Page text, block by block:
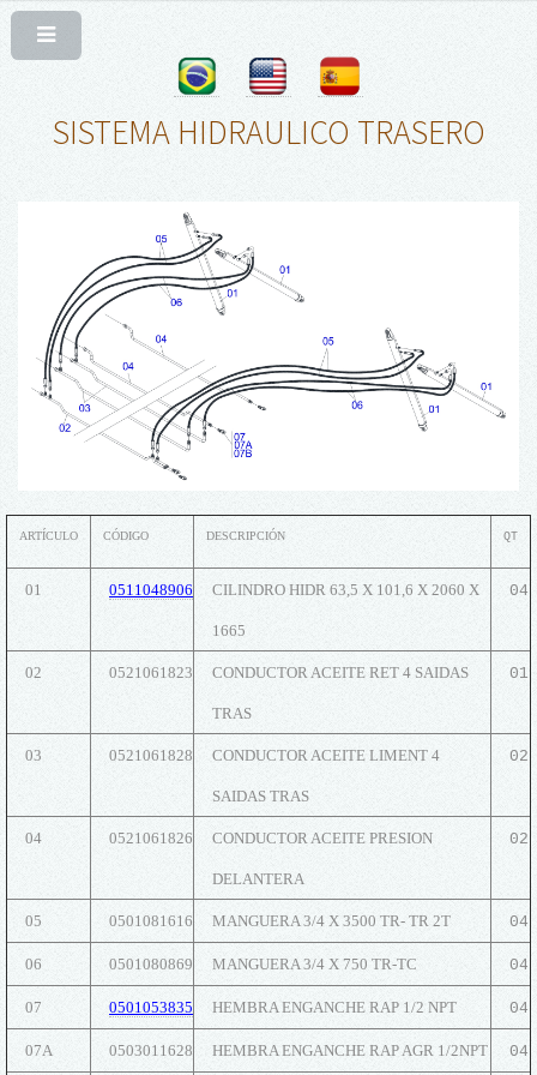
SISTEMA HIDRAULICO TRASERO
ARTÍCULO CÓDIGO DESCRIPCIÓN QT
01 0511048906 CILINDRO HIDR 63,5 X 101,6 X 2060 X
1665
04
02 0521061823 CONDUCTOR ACEITE RET 4 SAIDAS
TRAS
01
03 0521061828 CONDUCTOR ACEITE LIMENT 4
SAIDAS TRAS
02
04 0521061826 CONDUCTOR ACEITE PRESION
DELANTERA
02
05 0501081616 MANGUERA 3/4 X 3500 TR- TR 2T 04
06 0501080869 MANGUERA 3/4 X 750 TR-TC 04
07 0501053835 HEMBRA ENGANCHE RAP 1/2 NPT 04
07A 0503011628 HEMBRA ENGANCHE RAP AGR 1/2NPT 04